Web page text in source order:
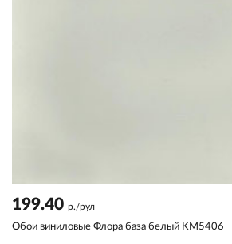
199.40 р./рул
Обои виниловые Флора база белый KM5406